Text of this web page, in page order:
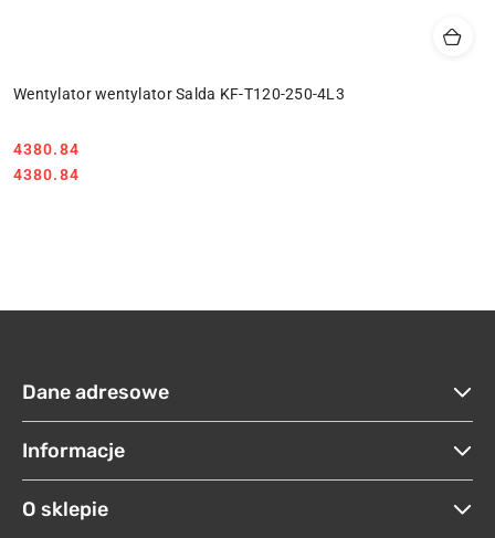
Wentylator wentylator Salda KF-T120-250-4L3
Cena:
4380.84
Cena:
4380.84
Dane adresowe
Informacje
O sklepie